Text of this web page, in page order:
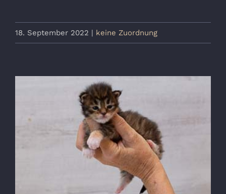
18. September 2022 | keine Zuordnung